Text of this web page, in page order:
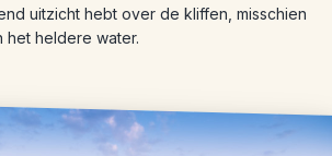
uitzicht hebt over de kliffen, misschien
het heldere water.